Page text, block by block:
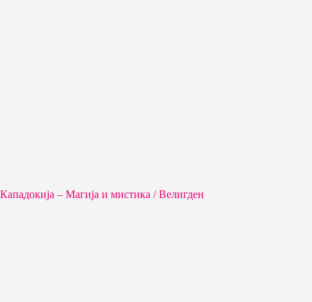
Кападокија – Магија и мистика / Велигден